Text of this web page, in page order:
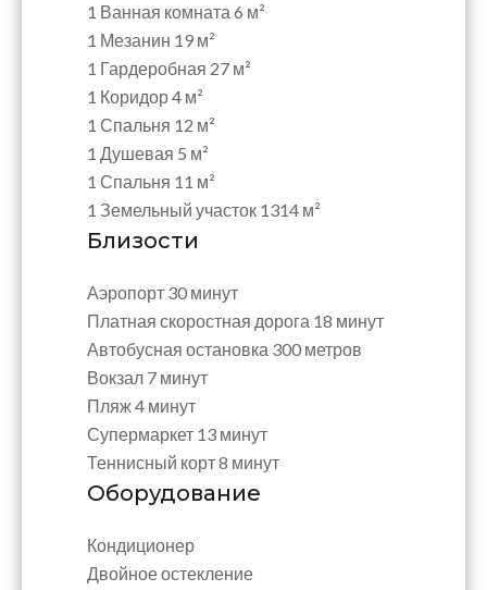
1 Ванная комната 6 м²
1 Мезанин 19 м²
1 Гардеробная 27 м²
1 Коридор4 м²
1 Спальня 12 м²
1 Душевая 5 м²
1 Спальня 11 м²
1 Земельный участок 1314 м²
Близости
Аэропорт 30 минут
Платная скоростная дорога 18 минут
Автобусная остановка 300 метров
Вокзал 7 минут
Пляж4 минут
Супермаркет 13 минут
Теннисный корт8 минут
Оборудование
Кондиционер
Двойное остекление